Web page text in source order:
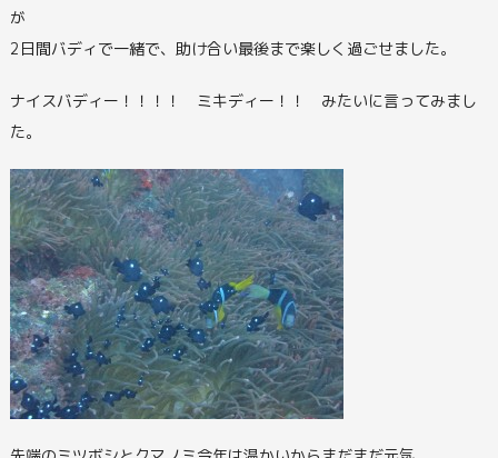
が
2日間バディで一緒で、助け合い最後まで楽しく過ごせました。
ナイスバディー！！！！ ミキディー！！ みたいに言ってみまし
た。